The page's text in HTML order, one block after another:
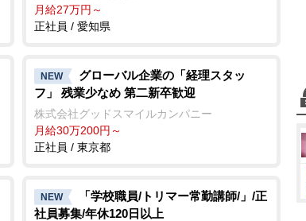
月給27万円～
正社員 / 愛知県
NEW
グローバル企業の「経理スタッ
フ」 残業少なめ 第二新卒歓迎
株式会社グッドスマイルカンパニー
月給30万200円～
正社員 / 東京都
NEW
「学校職員/トリマー常勤講師/」/正
社員募集/年休120日以上